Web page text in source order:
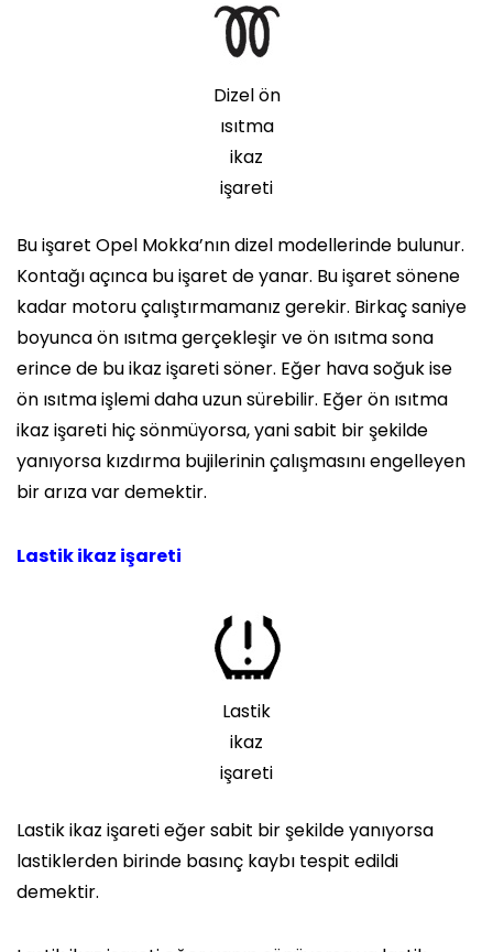
Dizel ön
ısıtma
ikaz
işareti
Bu işaret Opel Mokka’nın dizel modellerinde bulunur.
Kontağı açınca bu işaret de yanar. Bu işaret sönene
kadar motoru çalıştırmamanız gerekir. Birkaç saniye
boyunca ön ısıtma gerçekleşir ve ön ısıtma sona
erince de bu ikaz işareti söner. Eğer hava soğuk ise
ön ısıtma işlemi daha uzun sürebilir. Eğer ön ısıtma
ikaz işareti hiç sönmüyorsa, yani sabit bir şekilde
yanıyorsa kızdırma bujilerinin çalışmasını engelleyen
bir arıza var demektir.
Lastik ikaz işareti
Lastik
ikaz
işareti
Lastik ikaz işareti eğer sabit bir şekilde yanıyorsa
lastiklerden birinde basınç kaybı tespit edildi
demektir.